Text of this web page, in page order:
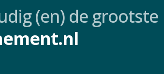
(en) de grootste